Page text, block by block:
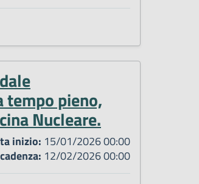
pieno,
Nucleare.
inizio: 15/01/2026 00:00
12/02/2026 00:00